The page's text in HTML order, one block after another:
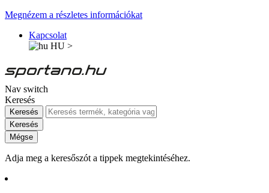
Megnézem a részletes információkat
Kapcsolat
HU >
Nav switch
Keresés
Keresés
Keresés
Mégse
Adja meg a keresőszót a tippek megtekintéséhez.